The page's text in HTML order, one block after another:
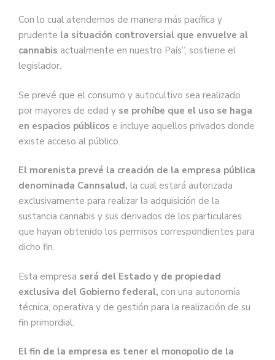
Con lo cual atendemos de manera más pacífica y
prudente la situación controversial que envuelve al
cannabis actualmente en nuestro País”, sostiene el
legislador.
Se prevé que el consumo y autocultivo sea realizado
por mayores de edad y se prohíbe que el uso se haga
en espacios públicos e incluye aquellos privados donde
existe acceso al público.
El morenista prevé la creación de la empresa pública
denominada Cannsalud, la cual estará autorizada
exclusivamente para realizar la adquisición de la
sustancia cannabis y sus derivados de los particulares
que hayan obtenido los permisos correspondientes para
dicho fin.
Esta empresa será del Estado y de propiedad
exclusiva del Gobierno federal, con una autonomía
técnica, operativa y de gestión para la realización de su
fin primordial.
El fin de la empresa es tener el monopolio de la